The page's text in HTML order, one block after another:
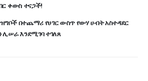
ቀውስ ተናጋች!
በተጨማሪ የሀገር ውስጥ የውሃ ሀብት አስተዳደር
እንደሚገባ ተገለጸ